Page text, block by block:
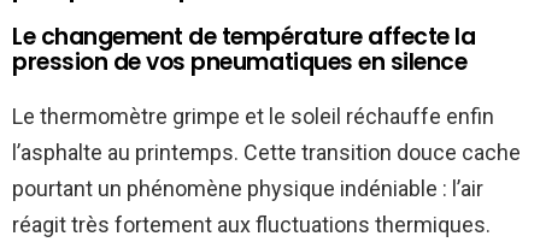
Le changement de température affecte la
pression de vos pneumatiques en silence
Le thermomètre grimpe et le soleil réchauffe enfin
l’asphalte au printemps. Cette transition douce cache
pourtant un phénomène physique indéniable : l’air
réagit très fortement aux fluctuations thermiques.